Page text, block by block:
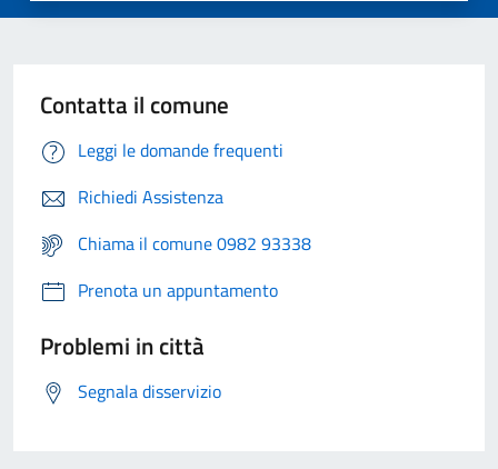
Contatta il comune
Leggi le domande frequenti
Richiedi Assistenza
Chiama il comune 0982 93338
Prenota un appuntamento
Problemi in città
Segnala disservizio